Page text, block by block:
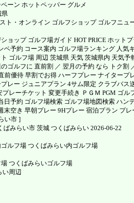
ーン ホットペッパー グルメ
県
ト・オンライン ゴルフショップ ゴルフニュ
ョップ ゴルフ場ガイド HOT PRICE ホット
予約 コース案内 ゴルフ場ランキング 人気
ゴルフ場 周辺 茨城県 天気 茨城県内 天気予
ゴルフに 直前割 ／ 翌月の予約 なら トク割
優待 早割でお得 ハーフプレー ナイタープ
レー ジュニアプラン 4サム限定 クラブバス
レーチケット 変更手続き ＰＧＭ PGM ゴル
予約 ゴルフ場検索 ゴルフ場地図検索 ハン
空き 早朝プレー 9Hプレー 宿泊プラン プ
い市 ]
ばみらい市 茨城 つくばみらい 2026-06-22
ルフ場 つくばみらい内ゴルフ場
つくばみらいゴルフ場
い周辺